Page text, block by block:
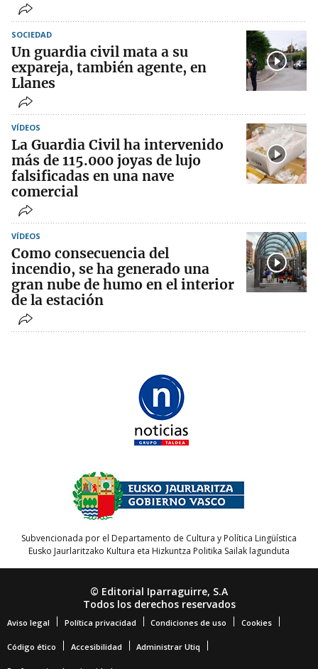
SOCIEDAD
Un guardia civil mata a su
expareja, también agente, en
Llanes
VÍDEOS
La Guardia Civil ha intervenido
más de 115.000 joyas de lujo
falsificadas en una nave
comercial
VÍDEOS
Como consecuencia del
incendio, se ha generado una
gran nube de humo en el interior
de la estación
Subvencionada por el Departamento de Cultura y Política Lingüística
Eusko Jaurlaritzako Kultura eta Hizkuntza Politika Sailak lagunduta
© Editorial Iparraguirre, S.A
Todos los derechos reservados
Aviso legal Política privacidad Condiciones de uso Cookies
Código ético Accesibilidad Administrar Utiq